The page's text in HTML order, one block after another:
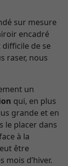
sur mesure
encadré
de se
raser, nous
un
qui, en plus
grande et en
le placer dans
à la
être
d’hiver.